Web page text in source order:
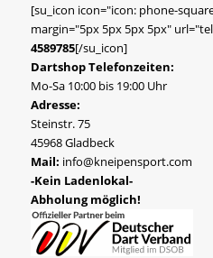
[su_icon icon="icon: phone-
margin="5px 5px 5px 5px"
4589785[/su_icon]
Dartshop Telefonzeiten:
Mo-Sa 10:00 bis 19:00 Uhr
Adresse:
Steinstr. 75
45968 Gladbeck
Mail: info@kneipensport.com
-Kein Ladenlokal-
Abholung möglich!